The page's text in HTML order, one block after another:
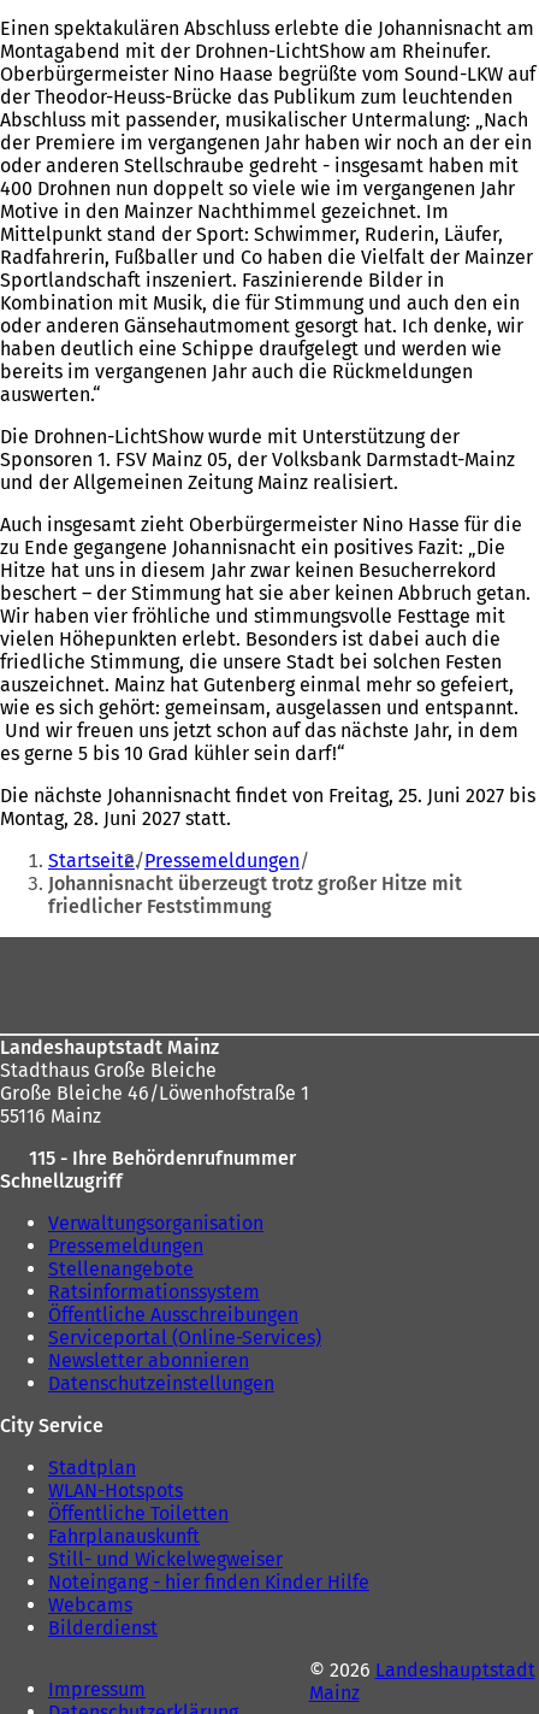
Einen spektakulären Abschluss erlebte die Johannisnacht am
Montagabend mit der Drohnen-LichtShow am Rheinufer.
Oberbürgermeister Nino Haase begrüßte vom Sound-LKW auf
der Theodor-Heuss-Brücke das Publikum zum leuchtenden
Abschluss mit passender, musikalischer Untermalung: „Nach
der Premiere im vergangenen Jahr haben wir noch an der ein
oder anderen Stellschraube gedreht - insgesamt haben mit
400 Drohnen nun doppelt so viele wie im vergangenen Jahr
Motive in den Mainzer Nachthimmel gezeichnet. Im
Mittelpunkt stand der Sport: Schwimmer, Ruderin, Läufer,
Radfahrerin, Fußballer und Co haben die Vielfalt der Mainzer
Sportlandschaft inszeniert. Faszinierende Bilder in
Kombination mit Musik, die für Stimmung und auch den ein
oder anderen Gänsehautmoment gesorgt hat. Ich denke, wir
haben deutlich eine Schippe draufgelegt und werden wie
bereits im vergangenen Jahr auch die Rückmeldungen
auswerten.“
Die Drohnen-LichtShow wurde mit Unterstützung der
Sponsoren 1. FSV Mainz 05, der Volksbank Darmstadt-Mainz
und der Allgemeinen Zeitung Mainz realisiert.
Auch insgesamt zieht Oberbürgermeister Nino Hasse für die
zu Ende gegangene Johannisnacht ein positives Fazit: „Die
Hitze hat uns in diesem Jahr zwar keinen Besucherrekord
beschert – der Stimmung hat sie aber keinen Abbruch getan.
Wir haben vier fröhliche und stimmungsvolle Festtage mit
vielen Höhepunkten erlebt. Besonders ist dabei auch die
friedliche Stimmung, die unsere Stadt bei solchen Festen
auszeichnet. Mainz hat Gutenberg einmal mehr so gefeiert,
wie es sich gehört: gemeinsam, ausgelassen und entspannt.
Und wir freuen uns jetzt schon auf das nächste Jahr, in dem
es gerne 5 bis 10 Grad kühler sein darf!“
Die nächste Johannisnacht findet von Freitag, 25. Juni 2027 bis
Montag, 28. Juni 2027 statt.
Sie
befinden
sich
hier:
Startseite Pressemeldungen
Johannisnacht überzeugt trotz großer Hitze mit
friedlicher Feststimmung
Landeshauptstadt Mainz
Stadthaus Große Bleiche
Große Bleiche 46/Löwenhofstraße 1
55116 Mainz
115 - Ihre Behördenrufnummer
Schnellzugriff
Verwaltungsorganisation
Pressemeldungen
Stellenangebote
Ratsinformationssystem
Öffentliche Ausschreibungen
Serviceportal (Online-Services)
Newsletter abonnieren
Datenschutzeinstellungen
City Service
Stadtplan
WLAN-Hotspots
Öffentliche Toiletten
Fahrplanauskunft
Still- und Wickelwegweiser
Noteingang - hier finden Kinder Hilfe
Webcams
Bilderdienst
Impressum
© 2026 Landeshauptstadt
Mainz